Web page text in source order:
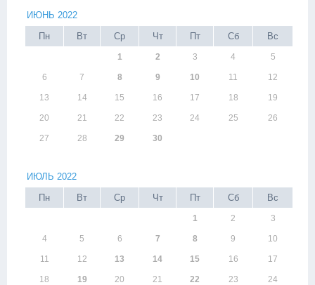
ИЮНЬ 2022
Пн
Вт Ср Чт Пт Сб Вс
1 2 3 4 5
6 7 8 9 10 11 12
13 14 15 16 17 18 19
20 21 22 23 24 25 26
27 28 29 30
ИЮЛЬ 2022
Пн
Вт Ср Чт Пт Сб Вс
1 2 3
4 5 6 7 8 9 10
11 12 13 14 15 16 17
18 19 20 21 22 23 24